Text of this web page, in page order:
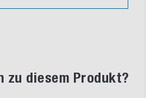
zu diesem Produkt?